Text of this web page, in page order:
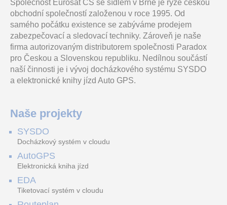
Kombinované kladivo se 3
funkcemi: Vrtání s
příklepem, vrtání a sekání,
Metabo Quick: rychl
3 002.06 Kč
vč. DPH 3 632.49 Kč
Konektor pro solární panely
MC4 rozbočení 1x zdířka,5x
SAM-253.10 DS-7608NXI-K2/8P (D) UPS123606F2F1
DB951
Montážní základna pro
izolátor IU950
konfiguračním SOS
Společnost Eurosat CS se sídlem v Brně je ryze českou
obchodní společností založenou v roce 1995. Od
samého počátku existence se zabýváme prodejem
zabezpečovací a sledovací techniky. Zároveň je naše
firma autorizovaným distributorem společnosti Paradox
pro Českou a Slovenskou republiku. Nedílnou součástí
naší činnosti je i vývoj docházkového systému SYSDO
a elektronické knihy jízd Auto GPS.
Naše projekty
SYSDO
Docházkový systém v cloudu
AutoGPS
Elektronická kniha jízd
EDA
Tiketovací systém v cloudu